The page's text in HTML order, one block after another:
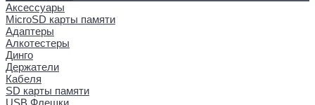
Аксессуары
MicroSD карты памяти
Адаптеры
Алкотестеры
Динго
Держатели
Кабеля
SD карты памяти
USB Флешки